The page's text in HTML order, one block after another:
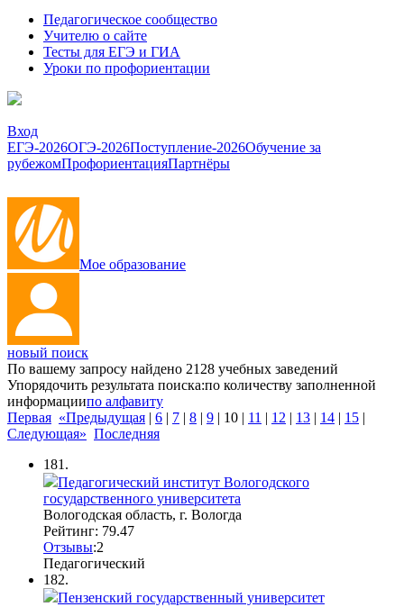
Педагогическое сообщество
Учителю о сайте
Тесты для ЕГЭ и ГИА
Уроки по профориентации
Вход
ЕГЭ-2026ОГЭ-2026Поступление-2026Обучение за
рубежомПрофориентацияПартнёры
Мое образование
новый поиск
По вашему запросу найдено 2128 учебных заведений
Упорядочить результата поиска:по количеству заполненной
информациипо алфавиту
Первая «Предыдущая | 6 | 7 | 8 | 9 | 10 | 11 | 12 | 13 | 14 | 15 |
Следующая» Последняя
181.
Педагогический институт Вологодского
государственного университета
Вологодская область, г. Вологда
Рейтинг: 79.47
Отзывы:2
Педагогический
182.
Пензенский государственный университет